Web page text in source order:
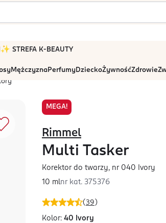
✨ STREFA K-BEAUTY
MężczyznaPerfumyDzieckoŻywnośćZdrowie
MEGA!
(39 )
Rimmel
Multi Tasker
Korektor do twarzy, nr 040 Ivory
10 mlnr kat. 375376
Kolor: 40 Ivory